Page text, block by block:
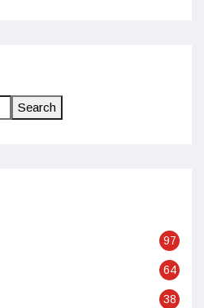
Search
97
64
38